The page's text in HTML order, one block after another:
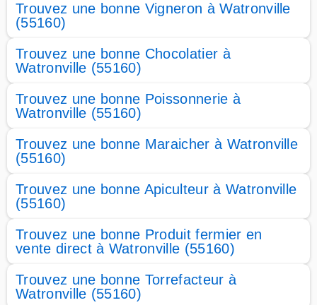
Trouvez une bonne Vigneron à Watronville
(55160)
Trouvez une bonne Chocolatier à
Watronville (55160)
Trouvez une bonne Poissonnerie à
Watronville (55160)
Trouvez une bonne Maraicher à Watronville
(55160)
Trouvez une bonne Apiculteur à Watronville
(55160)
Trouvez une bonne Produit fermier en
vente direct à Watronville (55160)
Trouvez une bonne Torrefacteur à
Watronville (55160)